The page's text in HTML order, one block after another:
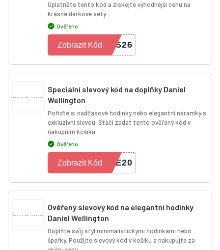
Uplatněte tento kód a získejte výhodnější cenu na
krásné dárkové sety.
Ověřeno
TS26
Zobrazit Kód
Speciální slevový kód na doplňky Daniel
Wellington
Pořiďte si nadčasové hodinky nebo elegantní náramky s
exkluzivní slevou. Stačí zadat tento ověřený kód v
nákupním košíku.
Ověřeno
SE20
Zobrazit Kód
Ověřený slevový kód na elegantní hodinky
Daniel Wellington
Doplňte svůj styl minimalistickými hodinkami nebo
šperky. Použijte slevový kód v košíku a nakupujte za